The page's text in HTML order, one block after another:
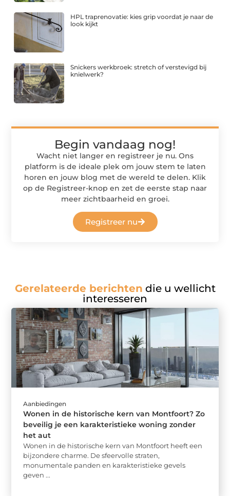
HPL traprenovatie: kies grip voordat je naar de
look kijkt
Snickers werkbroek: stretch of verstevigd bij
knielwerk?
Begin vandaag nog!
Wacht niet langer en registreer je nu. Ons
platform is de ideale plek om jouw stem te laten
horen en jouw blog met de wereld te delen. Klik
op de Registreer-knop en zet de eerste stap naar
meer zichtbaarheid en groei.
Registreer nu
Gerelateerde berichten die u wellicht
interesseren
Aanbiedingen
Wonen in de historische kern van Montfoort? Zo
beveilig je een karakteristieke woning zonder
het aut
Wonen in de historische kern van Montfoort heeft een
bijzondere charme. De sfeervolle straten,
monumentale panden en karakteristieke gevels
geven ...